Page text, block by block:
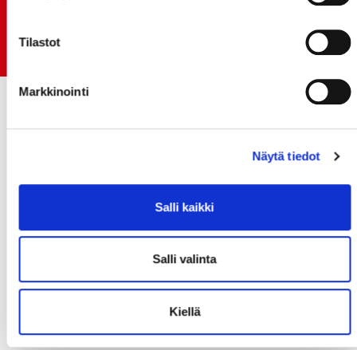
Tilastot
Markkinointi
Näytä tiedot
Salli kaikki
Salli valinta
Kiellä
Early Bird-lippupaketit nyt myynnissä! - näe